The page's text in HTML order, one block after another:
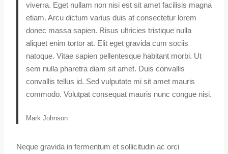
viverra. Eget nullam non nisi est sit amet facilisis magna
etiam. Arcu dictum varius duis at consectetur lorem
donec massa sapien. Risus ultricies tristique nulla
aliquet enim tortor at. Elit eget gravida cum sociis
natoque. Vitae sapien pellentesque habitant morbi. Ut
sem nulla pharetra diam sit amet. Duis convallis
convallis tellus id. Sed vulputate mi sit amet mauris
commodo. Volutpat consequat mauris nunc congue nisi.
Mark Johnson
Neque gravida in fermentum et sollicitudin ac orci